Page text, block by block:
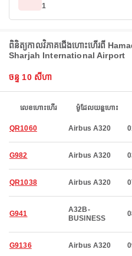
1
ពិនិត្យកាលវិភាគជើងហោះហើរពី
Sharjah International Airport
ចន្ទ 10 សីហា
លេខហោះហើរ ម៉ូដែលយន្តហោះ
QR1060 Airbus A320
G982 Airbus A320
QR1038 Airbus A320
G941
A32B-
BUSINESS
G9136 Airbus A320